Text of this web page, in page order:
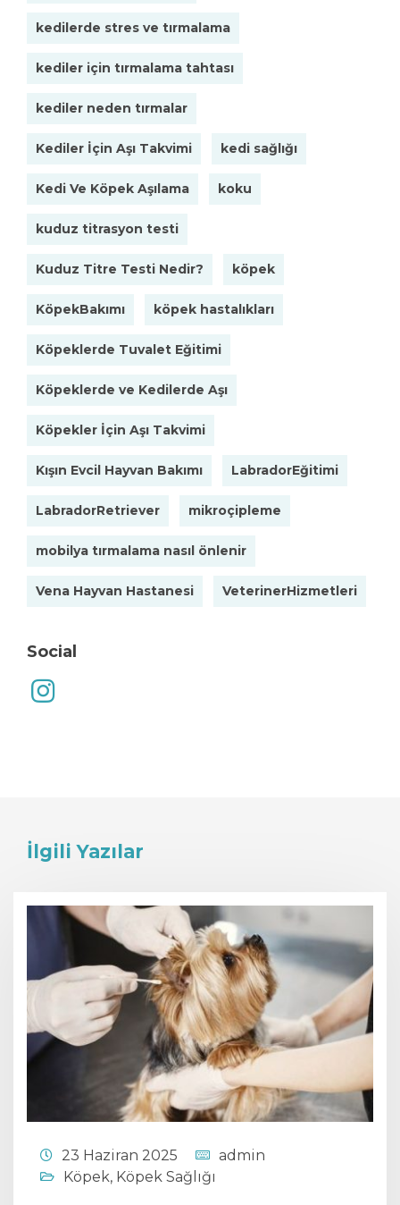
kedilerde stres ve tırmalama
kediler için tırmalama tahtası
kediler neden tırmalar
Kediler İçin Aşı Takvimi kedi sağlığı
Kedi Ve Köpek Aşılama koku
kuduz titrasyon testi
Kuduz Titre Testi Nedir? köpek
KöpekBakımı köpek hastalıkları
Köpeklerde Tuvalet Eğitimi
Köpeklerde ve Kedilerde Aşı
Köpekler İçin Aşı Takvimi
Kışın Evcil Hayvan Bakımı LabradorEğitimi
LabradorRetriever mikroçipleme
mobilya tırmalama nasıl önlenir
Vena Hayvan Hastanesi VeterinerHizmetleri
Social
İlgili Yazılar
23 Haziran 2025
admin
Köpek, Köpek Sağlığı